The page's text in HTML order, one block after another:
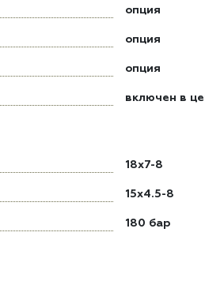
опция
опция
опция
включен в
18x7-8
15x4.5-8
180 бар